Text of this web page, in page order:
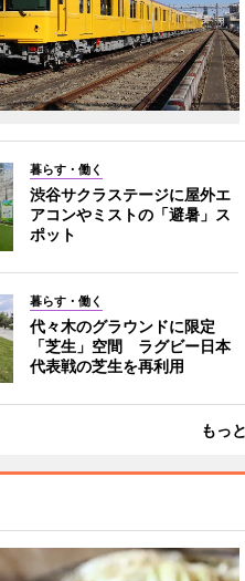
暮らす・働く
渋谷サクラステージに屋外エ
アコンやミストの「避暑」ス
ポット
暮らす・働く
代々木のグラウンドに限定
「芝生」空間 ラグビー日本
代表戦の芝生を再利用
もっ